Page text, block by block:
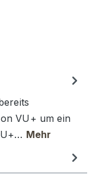
VU+ um ein
Mehr